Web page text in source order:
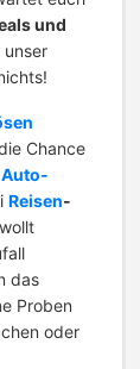
und
Chance
Auto-
Reisen-
das
Proben
oder